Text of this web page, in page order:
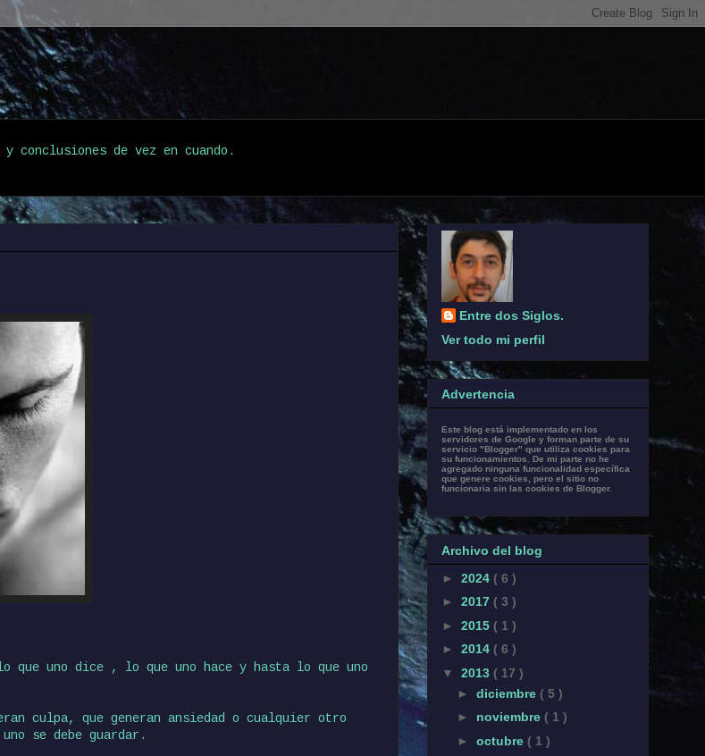
conclusiones de vez en cuando.
que uno dice , lo que uno hace y hasta lo que uno
culpa, que generan ansiedad o cualquier otro
se debe guardar.
Entre dos Siglos.
Ver todo mi perfil
Advertencia
Este blog está implementado en los
servidores de Google y forman parte de su
servicio "Blogger" que utiliza cookies para
su funcionamientos. De mi parte no he
agregado ninguna funcionalidad específica
que genere cookies, pero el sitio no
funcionaria sin las cookies de Blogger.
Archivo del blog
► 2024 ( 6 )
► 2017 ( 3 )
► 2015 ( 1 )
► 2014 ( 6 )
▼ 2013 ( 17 )
► diciembre ( 5 )
► noviembre ( 1 )
► octubre ( 1 )